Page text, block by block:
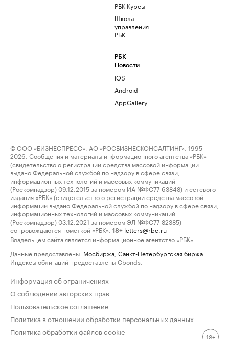
РБК Курсы
Школа
управления
РБК
РБК
Новости
iOS
Android
AppGallery
© ООО «БИЗНЕСПРЕСС», АО «РОСБИЗНЕСКОНСАЛТИНГ», 1995–
2026. Сообщения и материалы информационного агентства «РБК»
(свидетельство о регистрации средства массовой информации
выдано Федеральной службой по надзору в сфере связи,
информационных технологий и массовых коммуникаций
(Роскомнадзор) 09.12.2015 за номером ИА №ФС77-63848) и сетевого
издания «РБК» (свидетельство о регистрации средства массовой
информации выдано Федеральной службой по надзору в сфере связи,
информационных технологий и массовых коммуникаций
(Роскомнадзор) 03.12.2021 за номером ЭЛ №ФС77-82385)
сопровождаются пометкой «РБК».
18+ letters@rbc.ru
Владельцем сайта является информационное агентство «РБК».
Данные предоставлены: Мосбиржа Санкт-Петербургская биржа
Индексы облигаций предоставлены Cbonds.
Информация об ограничениях
О соблюдении авторских прав
Пользовательское соглашение
Политика в отношении обработки персональных данных
Политика обработки файлов cookie
18+